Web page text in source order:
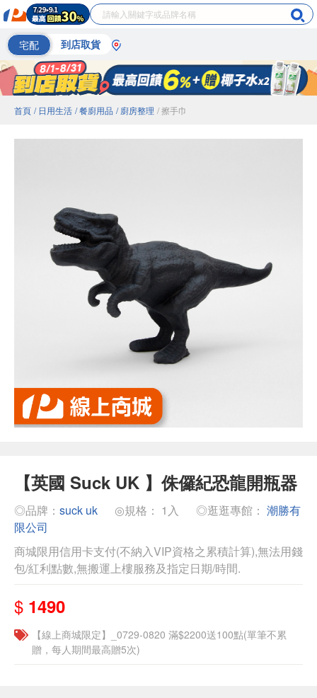
宅配 到店取貨
首頁 / 日用生活 / 餐廚用品 / 廚房整理 / 擦手巾
【英國 Suck UK 】侏儸紀恐龍開瓶器
◎品牌： suck uk ◎規格： 1入 ◎逛逛專館： 潮勝有
限公司
商城限用信用卡支付(不納入VIP資格之累積計算),無法用錢
包/紅利點數,無搬運上樓服務及指定日期/時間.
$ 1490
【線上商城限定】_0729-0820 滿$2200送100點(單筆不累
贈，每人期間最高贈5次)